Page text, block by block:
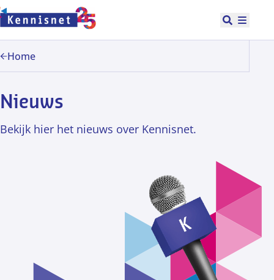
Doorgaan naar hoofdinhoud
Open
Home
Nieuws
Bekijk hier het nieuws over Kennisnet.